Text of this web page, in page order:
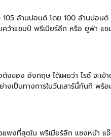
105 ล้านปอนด์ โดย 100 ล้านปอน
ว้าแชมป์ พรีเมียร์ลีก หรือ ยูฟ่า แ
อง อังกฤษ ได้เผยว่า ไรซ์ จะเข้า
งเป็นทางการในวันเสาร์นี้ทันที พร้
พงที่สุดใน พรีเมียร์ลีก แซงหน้า แ